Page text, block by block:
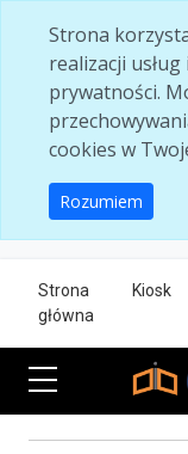
Strona
realizacji
prywatności.
cookies w
Rozumiem
Strona
główna
Kiosk